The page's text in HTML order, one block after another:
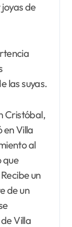
de
las suyas.
Cristóbal,
en Villa
al
que
un
de un
Villa